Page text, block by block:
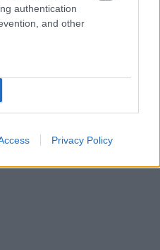
authentication
and other
Privacy Policy